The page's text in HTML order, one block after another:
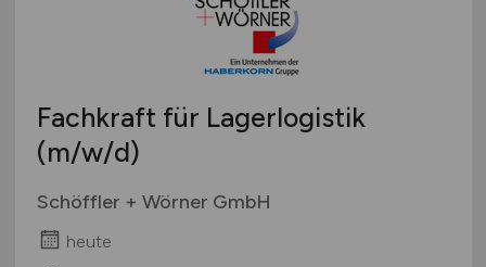
Fachkraft für Lagerlogistik
(m/w/d)
Schöffler + Wörner GmbH
heute